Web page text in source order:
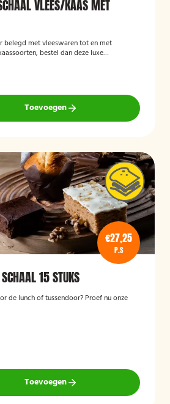
VLEES/KAAS MET
belegd met vleeswaren tot en met
bestel dan deze luxe
Toevoegen
€27,25
P.S
15 STUKS
de lunch of tussendoor? Proef nu onze
Toevoegen